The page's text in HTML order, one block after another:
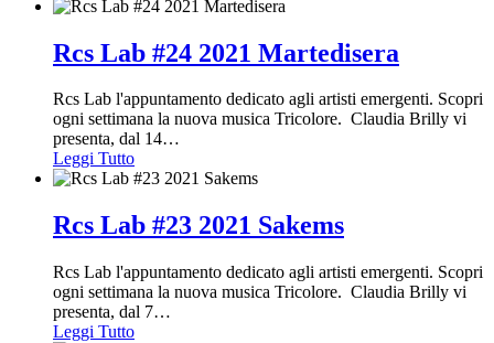
Rcs Lab #24 2021 Martedisera
Rcs Lab l'appuntamento dedicato agli artisti emergenti. Scopri
ogni settimana la nuova musica Tricolore. Claudia Brilly vi
presenta, dal 14…
Leggi Tutto
Rcs Lab #23 2021 Sakems
Rcs Lab l'appuntamento dedicato agli artisti emergenti. Scopri
ogni settimana la nuova musica Tricolore. Claudia Brilly vi
presenta, dal 7…
Leggi Tutto